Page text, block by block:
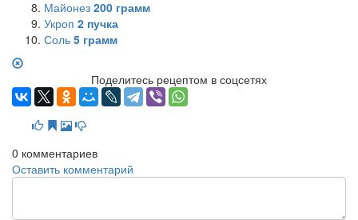
Майонез 200 грамм
Укроп 2 пучка
Соль 5 грамм
Поделитесь рецептом в соцсетях
0 комментариев
Оставить комментарий